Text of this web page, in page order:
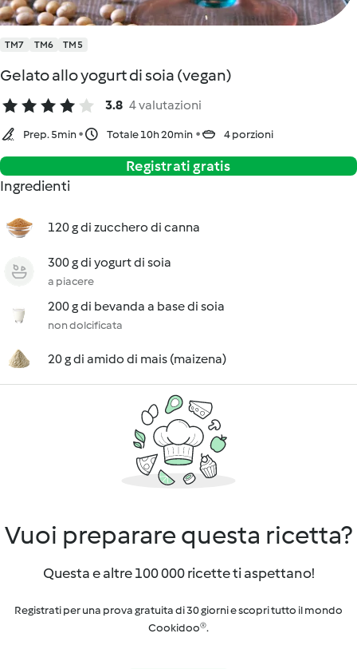
TM7 TM6 TM5
Gelato allo yogurt di soia (vegan)
3.8 4 valutazioni
Prep. 5min Totale 10h 20min 4 porzioni
Registrati gratis
Ingredienti
120 g di zucchero di canna
300 g di yogurt di soia
a piacere
200 g di bevanda a base di soia
non dolcificata
20 g di amido di mais (maizena)
Vuoi preparare questa ricetta?
Questa e altre 100 000 ricette ti aspettano!
Registrati per una prova gratuita di 30 giorni e scopri tutto il mondo
Cookidoo®.